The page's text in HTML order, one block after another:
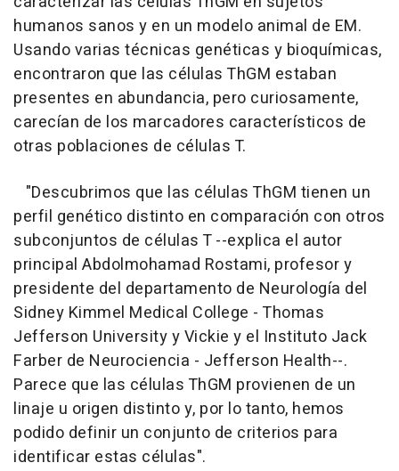
humanos sanos y en un modelo animal de EM.
Usando varias técnicas genéticas y bioquímicas,
encontraron que las células ThGM estaban
presentes en abundancia, pero curiosamente,
carecían de los marcadores característicos de
otras poblaciones de células T.
"Descubrimos que las células ThGM tienen un
perfil genético distinto en comparación con otros
subconjuntos de células T --explica el autor
principal Abdolmohamad Rostami, profesor y
presidente del departamento de Neurología del
Sidney Kimmel Medical College - Thomas
Jefferson University y Vickie y el Instituto Jack
Farber de Neurociencia - Jefferson Health--.
Parece que las células ThGM provienen de un
linaje u origen distinto y, por lo tanto, hemos
podido definir un conjunto de criterios para
identificar estas células".